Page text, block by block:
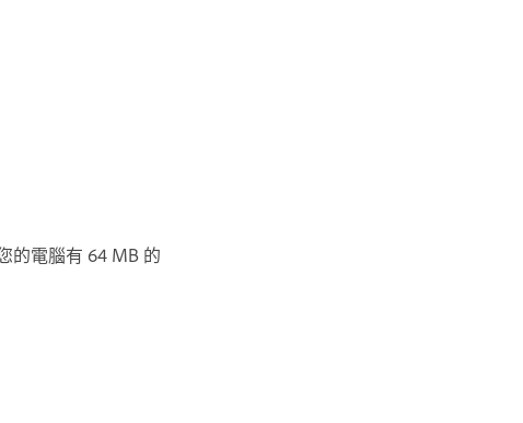
的電腦有 64 MB 的